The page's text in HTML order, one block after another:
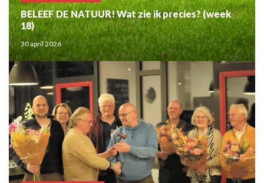
BELEEF DE NATUUR! Wat zie ik precies? (week
18)
30 april 2026